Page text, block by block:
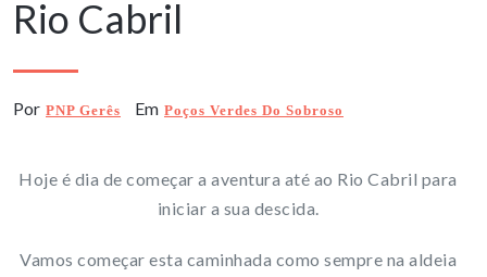
Rio Cabril
Por PNP Gerês Em Poços Verdes Do Sobroso
Hoje é dia de começar a aventura até ao Rio Cabril para
iniciar a sua descida.
Vamos começar esta caminhada como sempre na aldeia